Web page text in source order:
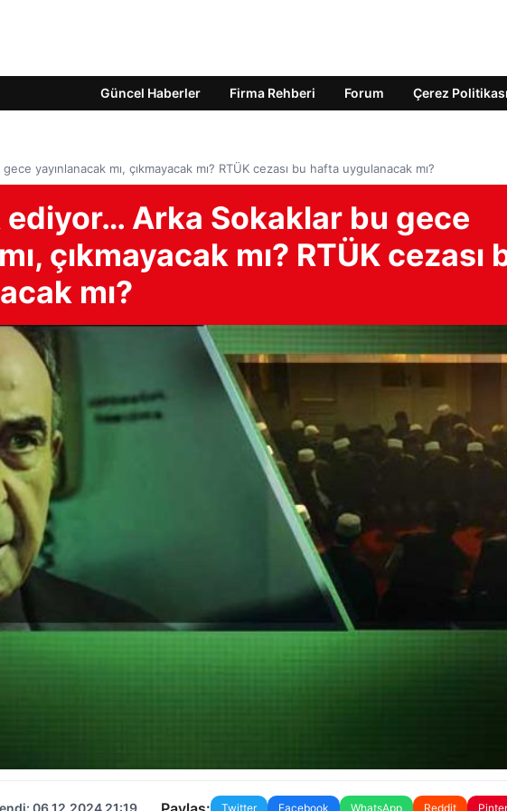
Güncel Haberler Firma Rehberi Forum Çerez Politikası
yayınlanacak mı, çıkmayacak mı? RTÜK cezası bu hafta uygulanacak mı?
ediyor… Arka Sokaklar bu gece
çıkmayacak mı? RTÜK cezası
mı?
Twitter Facebook WhatsApp Reddit